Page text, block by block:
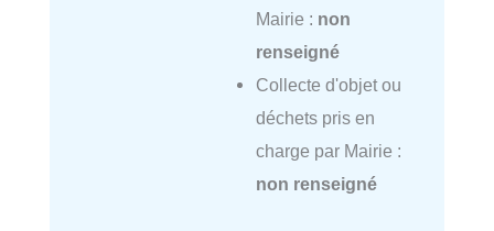
Mairie : non
renseigné
Collecte d'objet ou
déchets pris en
charge par Mairie :
non renseigné